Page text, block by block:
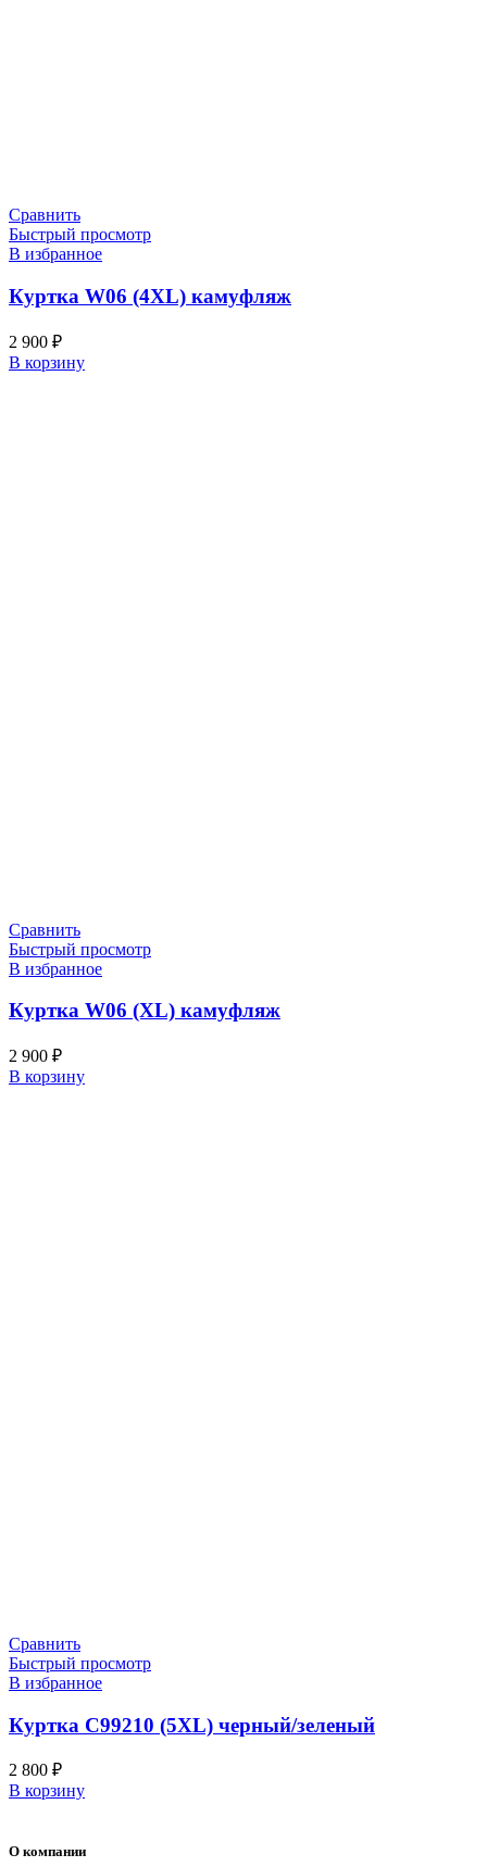
Сравнить
Быстрый просмотр
В избранное
Куртка W06 (4XL) камуфляж
2 900 ₽
В корзину
Сравнить
Быстрый просмотр
В избранное
Куртка W06 (XL) камуфляж
2 900 ₽
В корзину
Сравнить
Быстрый просмотр
В избранное
Куртка С99210 (5XL) черный/зеленый
2 800 ₽
В корзину
О компании